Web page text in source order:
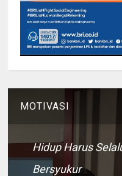
MOTIVASI
Hidup Harus
Bersyukur